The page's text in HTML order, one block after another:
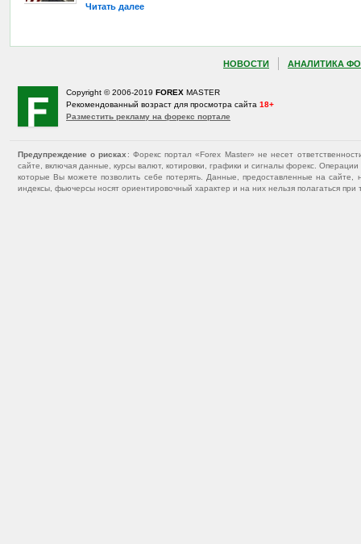
Читать далее
НОВОСТИ АНАЛИТИКА
Copyright © 2006-2019 FOREX MASTER
Рекомендованный возраст для просмотра сайта 18+
Разместить рекламу на форекс портале
Предупреждение о рисках : Форекс портал «Forex Master» не несет
сайте, включая данные, курсы валют, котировки, графики и сигналы форекс.
которые Вы можете позволить себе потерять. Данные, предоставленные на
индексы, фьючерсы носят ориентировочный характер и на них нельзя полагаться при